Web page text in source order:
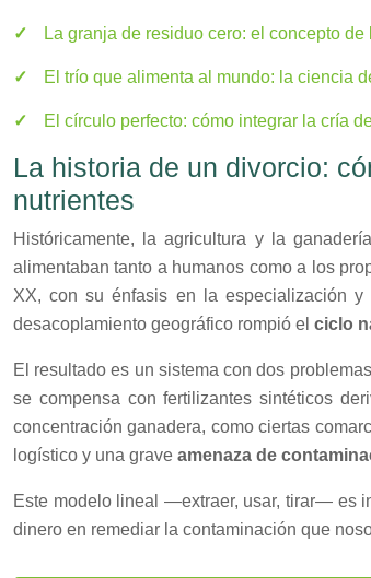
La granja de residuo cero: el concepto
El trío que alimenta al mundo: la ciencia
El círculo perfecto: cómo integrar la cría
La historia de un divorcio:
nutrientes
Históricamente, la agricultura y la
alimentaban tanto a humanos como a los
XX, con su énfasis en la especialización
desacoplamiento geográfico rompió el ciclo
El resultado es un sistema con dos
se compensa con fertilizantes sintéticos
concentración ganadera, como ciertas
logístico y una grave amenaza de
Este modelo lineal —extraer, usar, tirar— es
dinero en remediar la contaminación que